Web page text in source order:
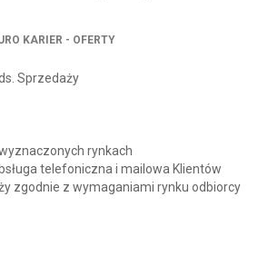
KARIER - OFERTY
Sprzedaży
rynkach
telefoniczna i mailowa Klientów
zgodnie z wymaganiami rynku odbiorcy